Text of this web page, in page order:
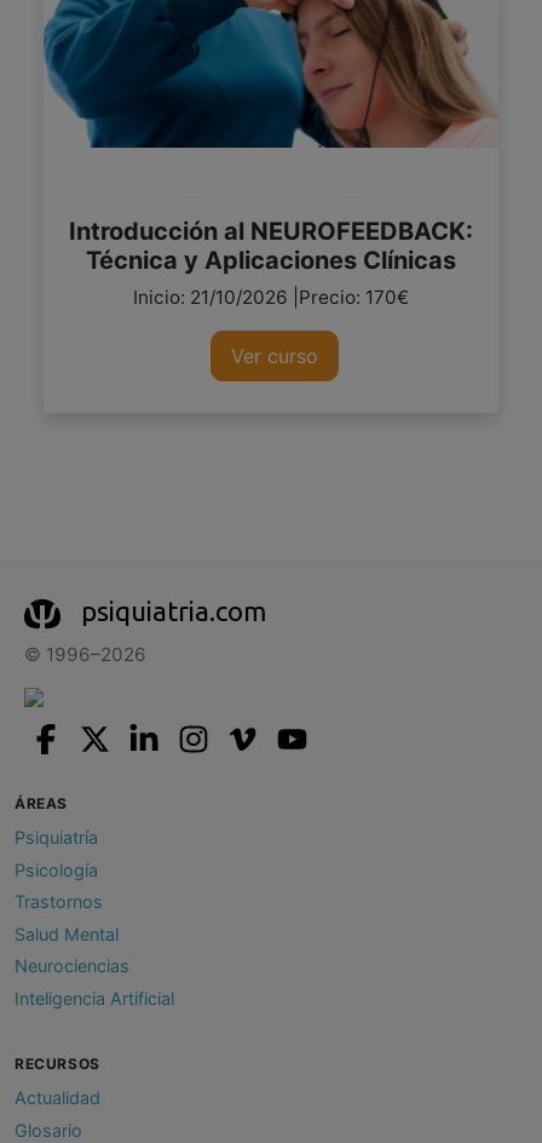
Introducción al NEUROFEEDBACK:
Técnica y Aplicaciones Clínicas
Inicio: 21/10/2026 |Precio: 170€
Ver curso
psiquiatria.com
© 1996–2026
ÁREAS
Psiquiatría
Psicología
Trastornos
Salud Mental
Neurociencias
Inteligencia Artificial
RECURSOS
Actualidad
Glosario